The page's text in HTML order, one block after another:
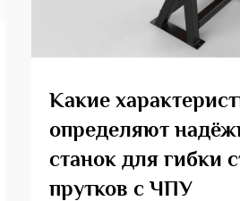
Какие
определяют
станок для гибки
прутков с ЧПУ